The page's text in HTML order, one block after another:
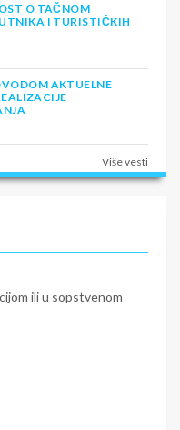
O TAČNOM
I TURISTIČKIH
AKTUELNE
Više vesti
ili u sopstvenom